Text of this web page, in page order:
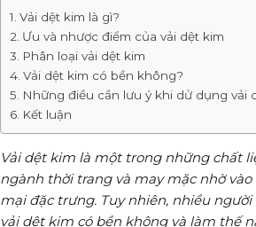
Vải dệt kim là gì?
Ưu và nhược điểm của vải dệt kim
Phân loại vải dệt kim
Vải dệt kim có bền không?
Những điều cần lưu ý khi dử dụng vải
Kết luận
Vải dệt kim là một trong những chất
ngành thời trang và may mặc nhờ
mại đặc trưng. Tuy nhiên, nhiều
vải dệt kim có bền không và làm thế